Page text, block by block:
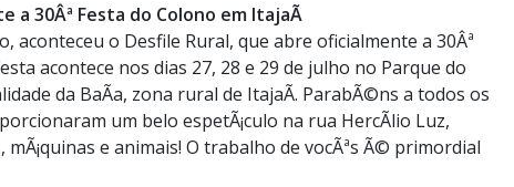
a 30Âª Festa do Colono em ItajaÃ­
aconteceu o Desfile Rural, que abre oficialmente a 30Âª
acontece nos dias 27, 28 e 29 de julho no Parque do
da BaÃ­a, zona rural de ItajaÃ­. ParabÃ©ns a todos os
um belo espetÃ¡culo na rua HercÃ­lio Luz,
e animais! O trabalho de vocÃªs Ã© primordial